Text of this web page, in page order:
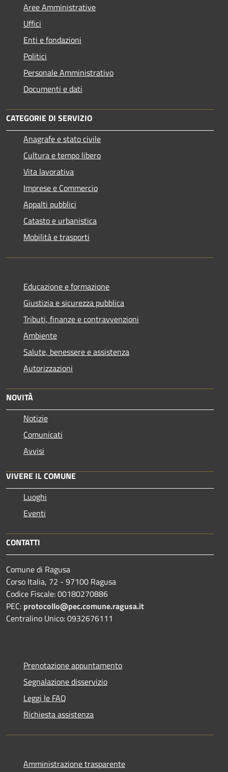
Aree Amministrative
Uffici
Enti e fondazioni
Politici
Personale Amministrativo
Documenti e dati
CATEGORIE DI SERVIZIO
Anagrafe e stato civile
Cultura e tempo libero
Vita lavorativa
Imprese e Commercio
Appalti pubblici
Catasto e urbanistica
Mobilità e trasporti
Educazione e formazione
Giustizia e sicurezza pubblica
Tributi, finanze e contravvenzioni
Ambiente
Salute, benessere e assistenza
Autorizzazioni
NOVITÀ
Notizie
Comunicati
Avvisi
VIVERE IL COMUNE
Luoghi
Eventi
CONTATTI
Comune di Ragusa
Corso Italia, 72 - 97100 Ragusa
Codice Fiscale: 00180270886
PEC: protocollo@pec.comune.ragusa.it
Centralino Unico: 0932676111
Prenotazione appuntamento
Segnalazione disservizio
Leggi le FAQ
Richiesta assistenza
Amministrazione trasparente